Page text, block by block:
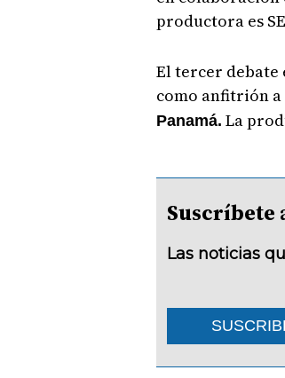
productora es
El tercer debate
como anfitrión a
Panamá. La
Suscríbete
Las noticias